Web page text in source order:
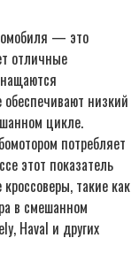
— это
отличные
низкий
цикле.
потребляет
этот показатель
такие как
в смешанном
Haval и других